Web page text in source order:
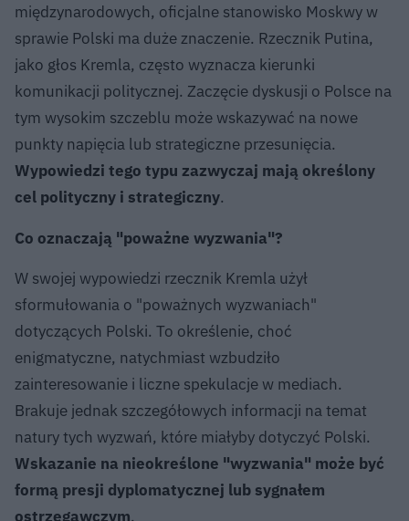
międzynarodowych, oficjalne stanowisko Moskwy w
sprawie Polski ma duże znaczenie. Rzecznik Putina,
jako głos Kremla, często wyznacza kierunki
komunikacji politycznej. Zaczęcie dyskusji o Polsce na
tym wysokim szczeblu może wskazywać na nowe
punkty napięcia lub strategiczne przesunięcia.
Wypowiedzi tego typu zazwyczaj mają określony
cel polityczny i strategiczny.
Co oznaczają "poważne wyzwania"?
W swojej wypowiedzi rzecznik Kremla użył
sformułowania o "poważnych wyzwaniach"
dotyczących Polski. To określenie, choć
enigmatyczne, natychmiast wzbudziło
zainteresowanie i liczne spekulacje w mediach.
Brakuje jednak szczegółowych informacji na temat
natury tych wyzwań, które miałyby dotyczyć Polski.
Wskazanie na nieokreślone "wyzwania" może być
formą presji dyplomatycznej lub sygnałem
ostrzegawczym.